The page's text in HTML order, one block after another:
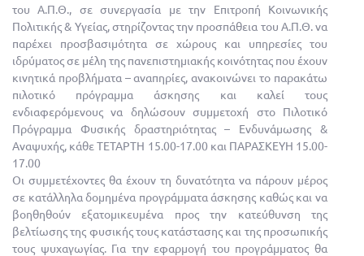
του Α.Π.Θ., σε συνεργασία με την Επιτροπή Κοινωνικής
Πολιτικής & Υγείας, στηρίζοντας την προσπάθεια του Α.Π.Θ. να
παρέχει προσβασιμότητα σε χώρους και υπηρεσίες του
ιδρύματος σε μέλη της πανεπιστημιακής κοινότητας που έχουν
κινητικά προβλήματα – αναπηρίες, ανακοινώνει το παρακάτω
πιλοτικό πρόγραμμα άσκησης και καλεί τους
ενδιαφερόμενους να δηλώσουν συμμετοχή στο Πιλοτικό
Πρόγραμμα Φυσικής δραστηριότητας – Ενδυνάμωσης &
Αναψυχής, κάθε ΤΕΤΑΡΤΗ 15.00-17.00 και ΠΑΡΑΣΚΕΥΗ 15.00-
17.00
Οι συμμετέχοντες θα έχουν τη δυνατότητα να πάρουν μέρος
σε κατάλληλα δομημένα προγράμματα άσκησης καθώς και να
βοηθηθούν εξατομικευμένα προς την κατεύθυνση της
βελτίωσης της φυσικής τους κατάστασης και της προσωπικής
τους ψυχαγωγίας. Για την εφαρμογή του προγράμματος θα